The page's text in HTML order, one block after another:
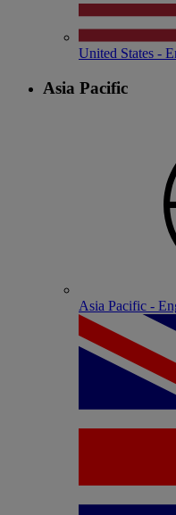
United States -
Asia Pacific
Asia Pacific -